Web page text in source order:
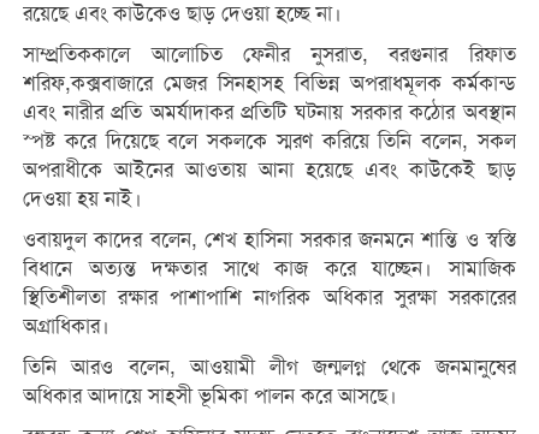
রয়েছে এবং কাউকেও ছাড় দেওয়া হচ্ছে না।
সাম্প্রতিককালে আলোচিত ফেনীর নুসরাত, বরগুনার রিফাত
শরিফ,কক্সবাজারে মেজর সিনহাসহ বিভিন্ন অপরাধমূলক কর্মকান্ড
এবং নারীর প্রতি অমর্যাদাকর প্রতিটি ঘটনায় সরকার কঠোর অবস্থান
স্পষ্ট করে দিয়েছে বলে সকলকে স্মরণ করিয়ে তিনি বলেন, সকল
অপরাধীকে আইনের আওতায় আনা হয়েছে এবং কাউকেই ছাড়
দেওয়া হয় নাই।
ওবায়দুল কাদের বলেন, শেখ হাসিনা সরকার জনমনে শান্তি ও স্বস্তি
বিধানে অত্যন্ত দক্ষতার সাথে কাজ করে যাচ্ছেন। সামাজিক
স্থিতিশীলতা রক্ষার পাশাপাশি নাগরিক অধিকার সুরক্ষা সরকারের
অগ্রাধিকার।
তিনি আরও বলেন, আওয়ামী লীগ জন্মলগ্ন থেকে জনমানুষের
অধিকার আদায়ে সাহসী ভূমিকা পালন করে আসছে।